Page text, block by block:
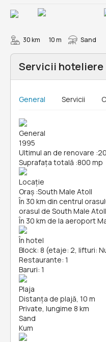
30 km 10 m Sand
Servicii hoteliere
General Servicii
General
1995
Ultimul an de renovare :
Suprafața totală :800 mp
Locație
Oraș :South Male Atoll
În 30 km din centrul
orasul de South Male Atoll
În 30 km de la aeroport
În hotel
Block: 8 (etaje: 2, lifturi:
Restaurante: 1
Baruri: 1
Plaja
Distanța de plajă, 10 m
Private, lungime 8 km
Sand
Kum